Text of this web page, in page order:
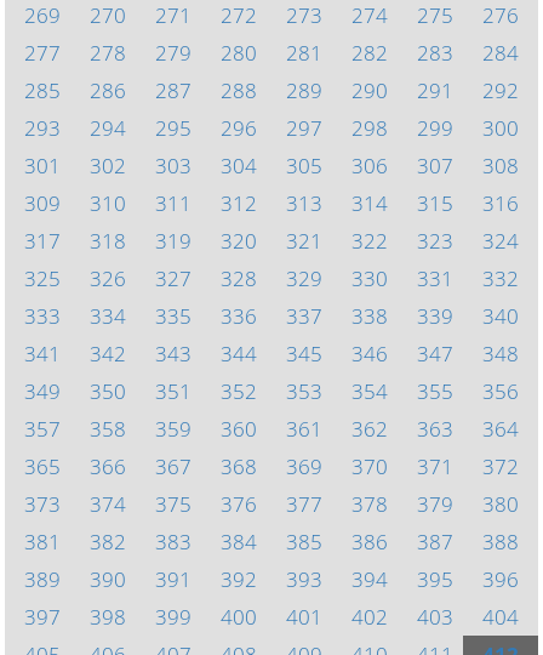
269
270 271 272 273 274 275
276
277
278 279 280 281 282 283
284
285
286 287 288 289 290 291
292
293
294 295 296 297 298 299
300
301
302 303 304 305 306 307
308
309
310 311 312 313 314 315
316
317
318 319 320 321 322 323
324
325
326 327 328 329 330 331
332
333
334 335 336 337 338 339
340
341
342 343 344 345 346 347
348
349
350 351 352 353 354 355
356
357
358 359 360 361 362 363
364
365
366 367 368 369 370 371
372
373
374 375 376 377 378 379
380
381
382 383 384 385 386 387
388
389
390 391 392 393 394 395
396
397
398 399 400 401 402 403
404